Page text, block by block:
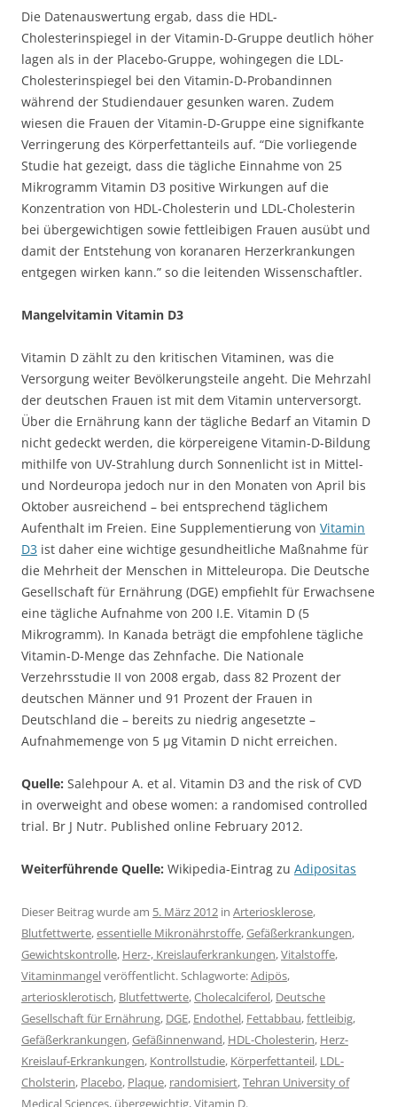
Die Datenauswertung ergab, dass die HDL-
Cholesterinspiegel in der Vitamin-D-Gruppe deutlich höher
lagen als in der Placebo-Gruppe, wohingegen die LDL-
Cholesterinspiegel bei den Vitamin-D-Probandinnen
während der Studiendauer gesunken waren. Zudem
wiesen die Frauen der Vitamin-D-Gruppe eine signifkante
Verringerung des Körperfettanteils auf. “Die vorliegende
Studie hat gezeigt, dass die tägliche Einnahme von 25
Mikrogramm Vitamin D3 positive Wirkungen auf die
Konzentration von HDL-Cholesterin und LDL-Cholesterin
bei übergewichtigen sowie fettleibigen Frauen ausübt und
damit der Entstehung von koranaren Herzerkrankungen
entgegen wirken kann.” so die leitenden Wissenschaftler.
Mangelvitamin Vitamin D3
Vitamin D zählt zu den kritischen Vitaminen, was die
Versorgung weiter Bevölkerungsteile angeht. Die Mehrzahl
der deutschen Frauen ist mit dem Vitamin unterversorgt.
Über die Ernährung kann der tägliche Bedarf an Vitamin D
nicht gedeckt werden, die körpereigene Vitamin-D-Bildung
mithilfe von UV-Strahlung durch Sonnenlicht ist in Mittel-
und Nordeuropa jedoch nur in den Monaten von April bis
Oktober ausreichend – bei entsprechend täglichem
Aufenthalt im Freien. Eine Supplementierung von Vitamin
D3 ist daher eine wichtige gesundheitliche Maßnahme für
die Mehrheit der Menschen in Mitteleuropa. Die Deutsche
Gesellschaft für Ernährung (DGE) empfiehlt für Erwachsene
eine tägliche Aufnahme von 200 I.E. Vitamin D (5
Mikrogramm). In Kanada beträgt die empfohlene tägliche
Vitamin-D-Menge das Zehnfache. Die Nationale
Verzehrsstudie II von 2008 ergab, dass 82 Prozent der
deutschen Männer und 91 Prozent der Frauen in
Deutschland die – bereits zu niedrig angesetzte –
Aufnahmemenge von 5 µg Vitamin D nicht erreichen.
Quelle: Salehpour A. et al. Vitamin D3 and the risk of CVD
in overweight and obese women: a randomised controlled
trial. Br J Nutr. Published online February 2012.
Weiterführende Quelle: Wikipedia-Eintrag zu Adipositas
Dieser Beitrag wurde am 5. März 2012 in Arteriosklerose,
Blutfettwerte,essentielle Mikronährstoffe,Gefäßerkrankungen,
Gewichtskontrolle, Herz-, Kreislauferkrankungen,Vitalstoffe,
Vitaminmangelveröffentlicht. Schlagworte:Adipös,
arteriosklerotisch, Blutfettwerte,Cholecalciferol, Deutsche
Gesellschaft für Ernährung, DGE, Endothel, Fettabbau,fettleibig,
Gefäßerkrankungen,Gefäßinnenwand, HDL-Cholesterin, Herz-
Kreislauf-Erkrankungen, Kontrollstudie, Körperfettanteil, LDL-
Cholsterin, Placebo, Plaque, randomisiert,Tehran University of